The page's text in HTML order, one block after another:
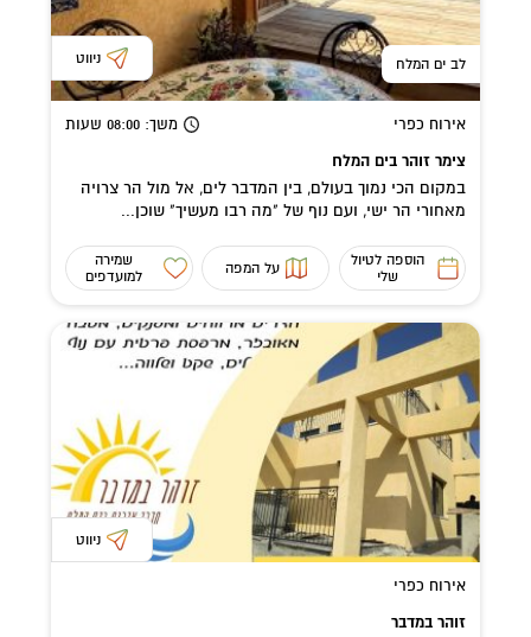
לב ים המלח ניווט
אירוח כפרי משך: 08:00 שעות
צימר זוהר בים המלח
במקום הכי נמוך בעולם, בין המדבר לים, אל מול הר צרויה
מאחורי הר ישי, ועם נוף של "מה רבו מעשיך" שוכן...
הוספה לטיול
שלי
על המפה
שמירה
למועדפים
ניווט
אירוח כפרי
זוהר במדבר